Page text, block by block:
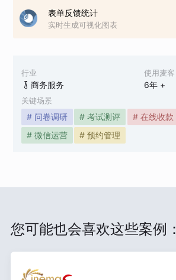
行业
商务服务
使用麦客
6年 +
关键场景
# 问卷调研 # 考试测评 # 在线收款
# 微信运营
# 预约管理
表单反馈统计
实时生成可视化图表
您可能也会喜欢这些案例：